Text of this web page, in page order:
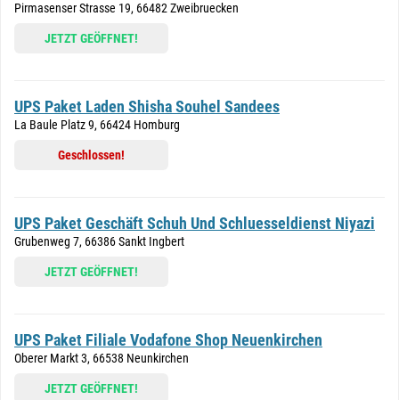
Pirmasenser Strasse 19, 66482 Zweibruecken
JETZT GEÖFFNET!
UPS Paket Laden Shisha Souhel Sandees
La Baule Platz 9, 66424 Homburg
Geschlossen!
UPS Paket Geschäft Schuh Und Schluesseldienst Niyazi
Grubenweg 7, 66386 Sankt Ingbert
JETZT GEÖFFNET!
UPS Paket Filiale Vodafone Shop Neuenkirchen
Oberer Markt 3, 66538 Neunkirchen
JETZT GEÖFFNET!